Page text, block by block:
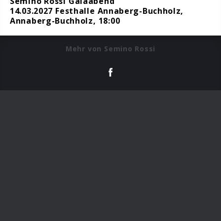
14.03.2027 Festhalle Annaberg-Buchholz,
Annaberg-Buchholz, 18:00
Mehr von Semino Rossi